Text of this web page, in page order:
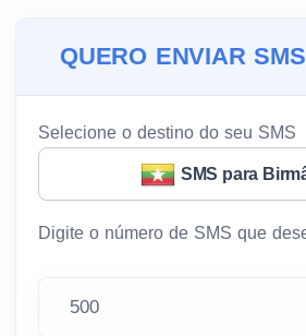
QUERO ENVIAR SMS
Selecione o destino do seu SMS
SMS para
Digite o número de SMS que